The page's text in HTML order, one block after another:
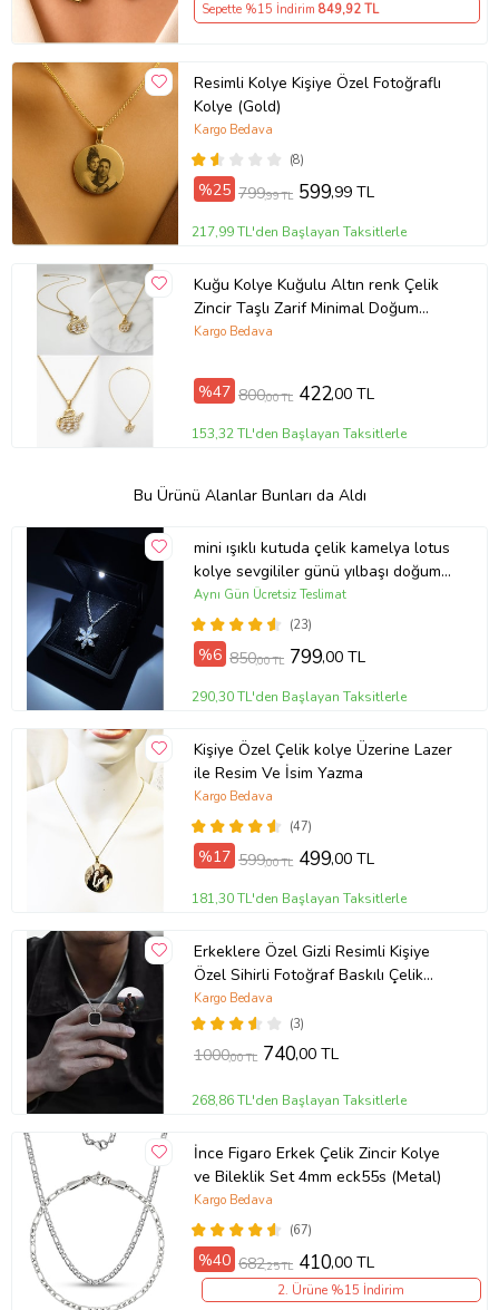
Sepette %15 İndirim 849,92 TL
Resimli Kolye Kişiye Özel Fotoğraflı
Kolye (Gold)
(8)
Kargo Bedava
%25 799,99 TL 599,99 TL
217,99 TL'den Başlayan Taksitlerle
Kuğu Kolye Kuğulu Altın renk Çelik
Zincir Taşlı Zarif Minimal Doğum
Günü Hediyesi Hediyelik Aksesuar
Kargo Bedava
%47 800,00 TL 422,00 TL
153,32 TL'den Başlayan Taksitlerle
Bu Ürünü Alanlar Bunları da Aldı
mini ışıklı kutuda çelik kamelya lotus
kolye sevgililer günü yılbaşı doğum
günü hediyesi (Gümüş)
(23)
Aynı Gün Ücretsiz Teslimat
%6 850,00 TL 799,00 TL
290,30 TL'den Başlayan Taksitlerle
Kişiye Özel Çelik kolye Üzerine Lazer
ile Resim Ve İsim Yazma
(47)
Kargo Bedava
%17 599,00 TL 499,00 TL
181,30 TL'den Başlayan Taksitlerle
Erkeklere Özel Gizli Resimli Kişiye
Özel Sihirli Fotoğraf Baskılı Çelik
Yanan Kolye (Gümüş Gri)
(3)
Kargo Bedava
1000,00 TL 740,00 TL
268,86 TL'den Başlayan Taksitlerle
İnce Figaro Erkek Çelik Zincir Kolye
ve Bileklik Set 4mm eck55s (Metal)
(67)
Kargo Bedava
%40 682,25 TL 410,00 TL
2. Ürüne %15 İndirim